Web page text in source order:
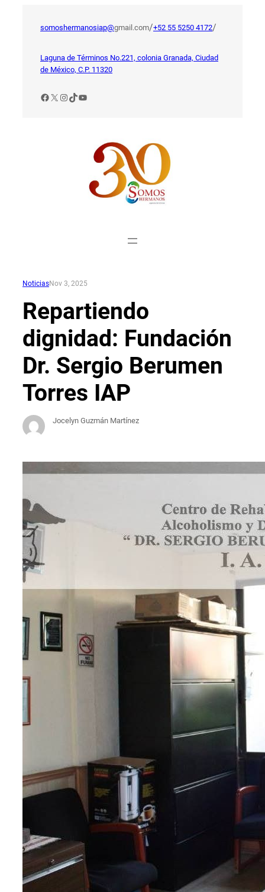
somoshermanosiap@gmail.com/+52 55 5250 4172/
Laguna de Términos No.221, colonia Granada, Ciudad
de México, C.P. 11320
Facebook
X Instagram
TikTok
YouTube
NoticiasNov 3, 2025
Repartiendo
dignidad: Fundación
Dr. Sergio Berumen
Torres IAP
Jocelyn Guzmán Martínez